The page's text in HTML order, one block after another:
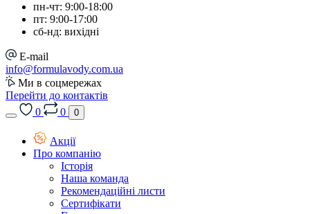
пн-чт: 9:00-18:00
пт: 9:00-17:00
сб-нд: вихідні
E-mail
info@formulavody.com.ua
Ми в соцмережах
Перейти до контактів
0
0 0
Акції
Про компанію
Історія
Наша команда
Рекомендаційні листи
Сертифікати